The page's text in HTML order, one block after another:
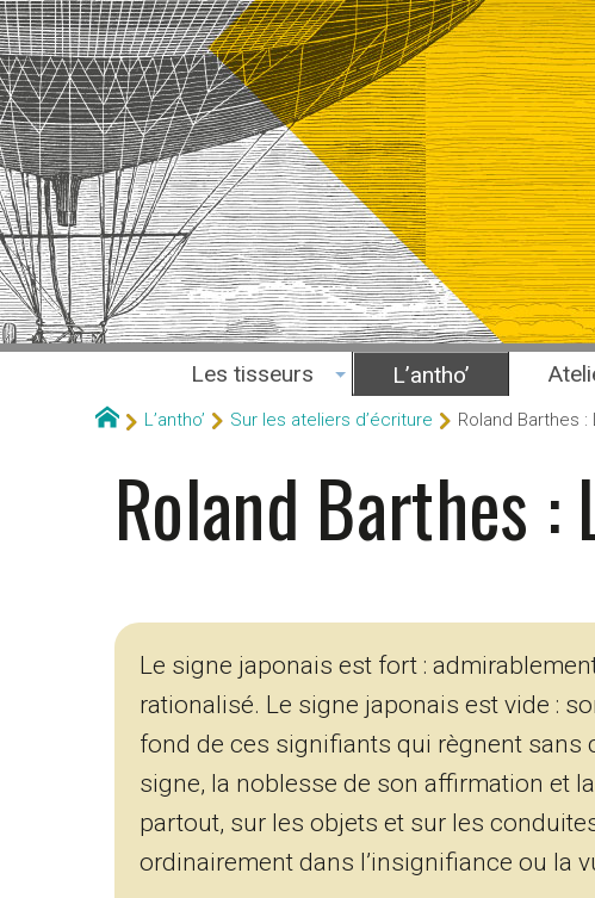
Les tisseurs L’antho’
L’antho’ Sur les ateliers d’écriture Roland Barthes
Roland Barthes :
Le signe japonais est fort :
rationalisé. Le signe japonais est vide :
fond de ces signifiants qui règnent sans
signe, la noblesse de son affirmation et
partout, sur les objets et sur les
ordinairement dans l’insignifiance ou la